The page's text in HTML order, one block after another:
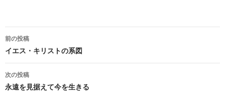
投
稿
ナ
ビ
前の投稿
イエス・キリストの系図
次の投稿
永遠を見据えて今を生きる